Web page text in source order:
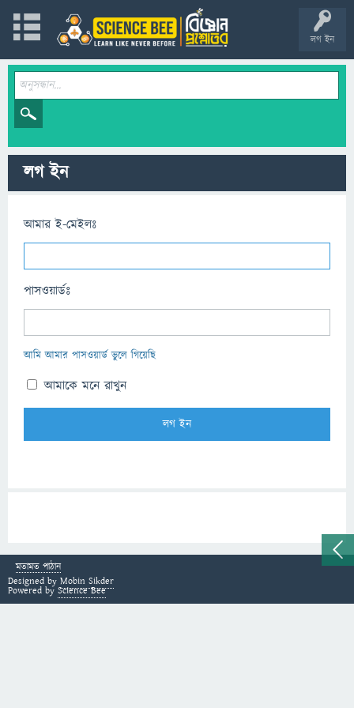
লগ ইন
লগ ইন
আমার ই-মেইলঃ
পাসওয়ার্ডঃ
আমি আমার পাসওয়ার্ড ভুলে গিয়েছি
আমাকে মনে রাখুন
মতামত পাঠান
Designed by Mobin Sikder
Powered by Science Bee